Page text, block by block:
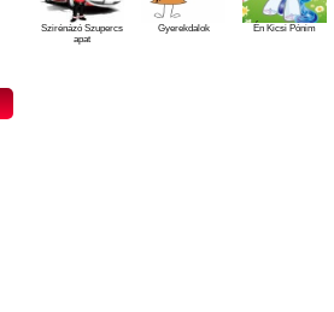
Szirénázó Szupercs
apat
Gyerekdalok Én Kicsi Pónim